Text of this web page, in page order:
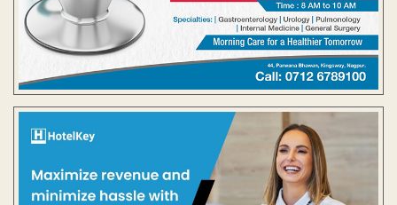
Contact Us